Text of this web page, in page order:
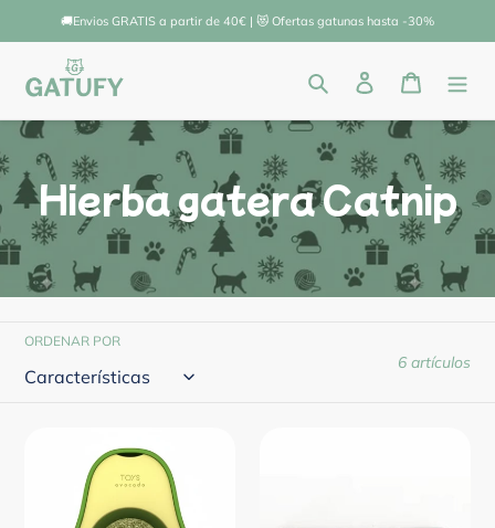
directamente
contenido
🚚Envios GRATIS a partir de 40€ | 😻 Ofertas gatunas hasta -30%
Buscar IngresarCarrito
Hierba gatera Catnip
ORDENAR POR
6 artículos
Avocado